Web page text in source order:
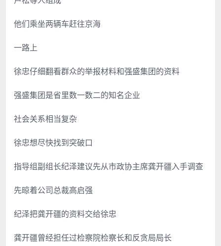
他们乘坐两辆车赶往京海
一路上
徐忠仔细翻看群众的举报材料和强盛集团的资料
强盛集团是省里数一数二的知名企业
社会关系相当复杂
徐忠想尽快找到突破口
指导组副组长纪泽建议先从市政协主席龚开疆入手调查
先晾着公司总裁高启强
纪泽把龚开疆的资料交给徐忠
龚开疆曾经担任过检察院检察长和反贪局局长